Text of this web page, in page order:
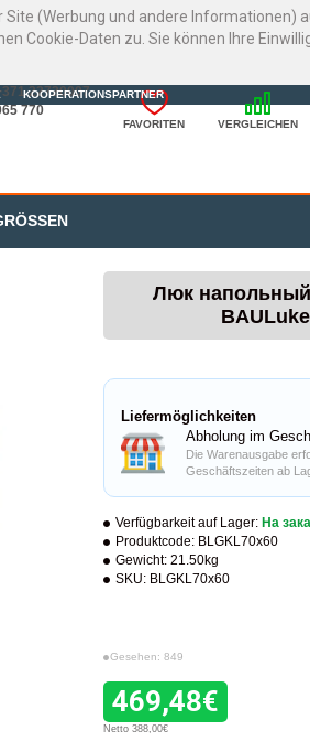
Site (Werbung und andere Informationen)
Cookie-Daten zu. Sie können Ihre
KOOPERATIONSPARTNER
22720007
770
FAVORITEN VERGLEICHEN
Люк
Verfügbarkeit auf Lager: На
Produktcode: BLGKL70x60
Gewicht: 21.50kg
SKU: BLGKL70x60
Gesehen: 849
469,48€
Netto 388,00€
Liefermöglichkeiten
Abholung im
Die Warenausgabe
Geschäftszeiten ab